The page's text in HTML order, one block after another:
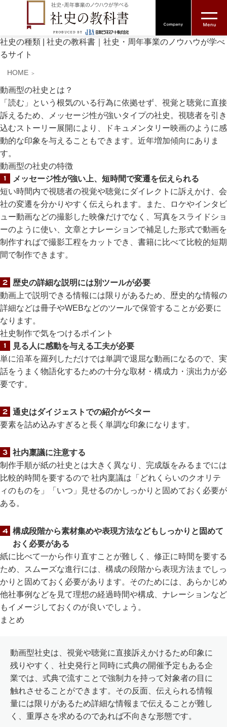
社史の種類 | 社史の教科書｜社史・周年事業のノウハウが学べ
るサイト
HOME
動画型の社史とは？
「読む」という根気のいる行為に依拠せず、視覚と聴覚に直接
訴えるため、メッセージ性が強いタイプの社史。視聴者を引き
込むストーリー展開により、ドキュメンタリー映画のように感
動的な印象を与えることもできます。近年増加傾向にありま
す。
動画型の社史の特徴
メッセージ性が強い上、短時間で変遷を伝えられる
短い時間内で視聴者の視覚や聴覚にダイレクトに訴えかけ、会
社の変遷を分かりやすく伝えられます。また、ロケやインタビ
ュー動画などの撮影した映像だけでなく、写真をスライドショ
ーのように使い、文章とナレーションで補足した形式で動画を
制作すればで撮影工程をカットでき、書籍に比べて比較的短期
間で制作できます。
歴史の詳細な説明には別ツールが必要
動画上で説明できる情報には限りがあるため、歴史的な情報の
詳細などは冊子やWEBなどのツールで保管することが必要に
なります。
社史制作で気をつけるポイント
見る人に感動を与える工夫が必要
単に沿革を羅列しただけでは単調で退屈な動画になるので、実
話をうまく物語化するための十分な取材・構成力・演出力が必
要です。
通史はダイジェストでの紹介がベター
要素を詰め込みすぎると長く単調な印象になります。
社内稟議に注意する
制作手順が紙の社史とは大きく異なり、完成版をみるまでには
比較的時間を要するので 社内稟議は「どれくらいのクオリテ
ィのものを」「いつ」見せるのかしっかりと固めておく必要が
ある。
構成段階から素材集めや表現方法などもしっかりと固めて
おく必要がある
紙に比べて一から作り直すことが難しく、修正に時間を要する
ため、スムーズな進行には、構成の段階から表現方法までしっ
かりと固めておく必要があります。そのためには、あらかじめ
他社事例などを見て理想の経過時間や構成、ナレーションなど
もイメージしておくのが良いでしょう。
まとめ
動画型社史は、視覚や聴覚に直接訴えかけるため印象に
残りやすく、社史発行と同時に式典の開催予定もある企
業では、式典で流すことで強制力を持って対象者の目に
触れさせることができます。その反面、伝えられる情報
量には限りがあるため詳細な情報まで伝えることが難し
く、重厚さを求めるのであれば不向きな形態です。